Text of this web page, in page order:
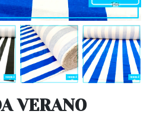
VERANO